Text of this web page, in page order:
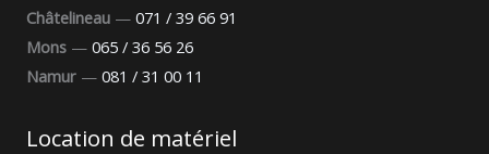
Châtelineau — 071 / 39 66 91
Mons — 065 / 36 56 26
Namur — 081 / 31 00 11
Location de matériel